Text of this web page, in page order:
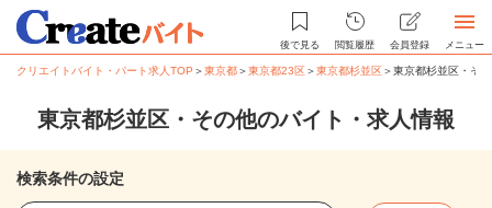
後で見る 閲覧履歴 会員登録 メニュー
クリエイトバイト・パート求人TOP ＞東京都＞東京都23区＞東京都杉並区＞東京都杉並区・そ
東京都杉並区・その他のバイト・求人情報
検索条件の設定